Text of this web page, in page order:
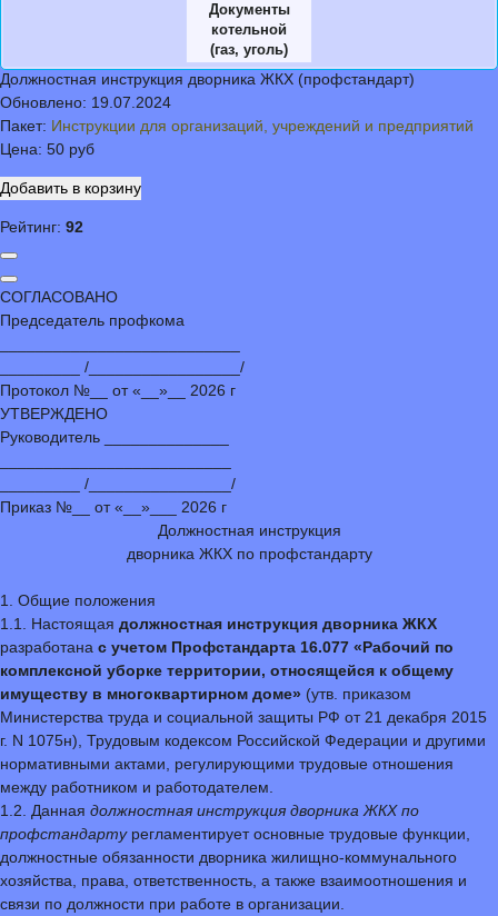
Документы
котельной
(газ, уголь)
Должностная инструкция дворника ЖКХ (профстандарт)
Обновлено: 19.07.2024
Пакет: Инструкции для организаций, учреждений и предприятий
Цена: 50 руб
Рейтинг: 92
СОГЛАСОВАНО
Председатель профкома
_________ /_________________/
Протокол №__ от «__»__ 2026 г
УТВЕРЖДЕНО
Руководитель ______________
_________ /________________/
Приказ №__ от «__»___ 2026 г
Должностная инструкция
дворника ЖКХ по профстандарту
1. Общие положения
1.1. Настоящая должностная инструкция дворника ЖКХ
разработана с учетом Профстандарта 16.077 «Рабочий по
комплексной уборке территории, относящейся к общему
имуществу в многоквартирном доме» (утв. приказом
Министерства труда и социальной защиты РФ от 21 декабря 2015
г. N 1075н), Трудовым кодексом Российской Федерации и другими
нормативными актами, регулирующими трудовые отношения
между работником и работодателем.
1.2. Данная должностная инструкция дворника ЖКХ по
профстандартурегламентирует основные трудовые функции,
должностные обязанности дворника жилищно-коммунального
хозяйства, права, ответственность, а также взаимоотношения и
связи по должности при работе в организации.